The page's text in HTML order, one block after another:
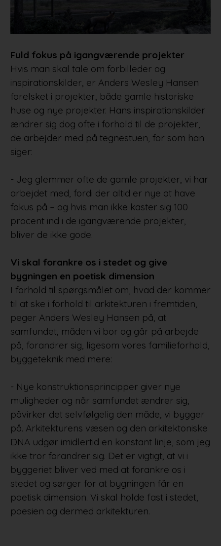
Fuld fokus på igangværende projekter
Hvis man skal tale om forbilleder og
inspirationskilder, er Anders Wesley Hansen
forelsket i projekter, både gamle historiske
huse og nye projekter. Hans inspirationskilder
ændrer sig dog ofte i forhold til de projekter,
de arbejder med på tegnestuen, for som han
siger:
- Jeg glemmer ofte de gamle projekter, vi har
arbejdet med, fordi der altid er nye at have
fokus på – og hvis man ikke kaster sig 100
procent ind i de igangværende projekter,
bliver de ikke gode.
Vi skal forankre os i stedet og give
bygningen en poetisk dimension
I forhold til spørgsmålet om, hvad der kommer
til at ske i forhold til arkitekturen i fremtiden,
peger Anders Wesley Hansen på, at
samfundet, måden vi bor og går på arbejde
på, forandrer sig, ligesom vores familieforhold,
byggeteknik med mere:
- Nye konstruktionsprincipper giver nye
muligheder og når samfundet ændrer sig,
påvirker det selvfølgelig den måde, vi bygger
på. Arkitekturens væsen og den arkitektoniske
DNA udgør imidlertid en konstant linje, som jeg
ikke tror forandrer sig. Det er vigtigt, at vi i
byggeriet bliver ved med at forankre os i
stedet og sørger for at bygningen får en
poetisk dimension. Vi skal holde fast i stedet,
poesien og dermed arkitekturen.